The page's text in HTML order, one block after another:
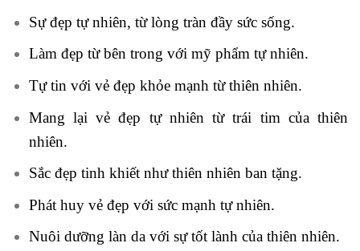
Sự đẹp tự nhiên, từ lòng tràn đầy sức sống.
Làm đẹp từ bên trong với mỹ phẩm tự nhiên.
Tự tin với vẻ đẹp khỏe mạnh từ thiên nhiên.
Mang lại vẻ đẹp tự nhiên từ trái tim của thiên
nhiên.
Sắc đẹp tinh khiết như thiên nhiên ban tặng.
Phát huy vẻ đẹp với sức mạnh tự nhiên.
Nuôi dưỡng làn da với sự tốt lành của thiên nhiên.